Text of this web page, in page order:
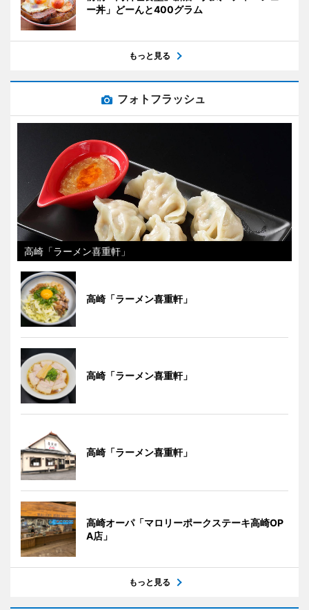
ー丼」どーんと400グラム
もっと見る
フォトフラッシュ
高崎「ラーメン喜重軒」
高崎「ラーメン喜重軒」
高崎「ラーメン喜重軒」
高崎「ラーメン喜重軒」
高崎オーパ「マロリーポークステーキ高崎OP
A店」
もっと見る